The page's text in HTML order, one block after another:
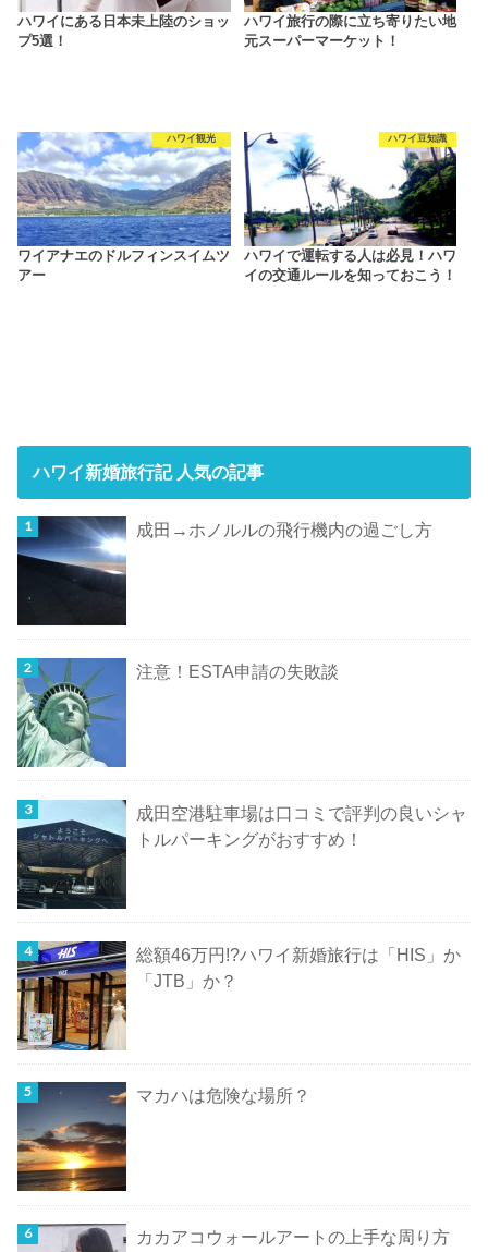
ハワイにある日本未上陸のショッ
プ5選！
ハワイ旅行の際に立ち寄りたい地
元スーパーマーケット！
ハワイ観光
ワイアナエのドルフィンスイムツ
アー
ハワイ豆知識
ハワイで運転する人は必見！ハワ
イの交通ルールを知っておこう！
ハワイ新婚旅行記 人気の記事
成田→ホノルルの飛行機内の過ごし方
注意！ESTA申請の失敗談
成田空港駐車場は口コミで評判の良いシャ
トルパーキングがおすすめ！
総額46万円!?ハワイ新婚旅行は「HIS」か
「JTB」か？
マカハは危険な場所？
カカアコウォールアートの上手な周り方